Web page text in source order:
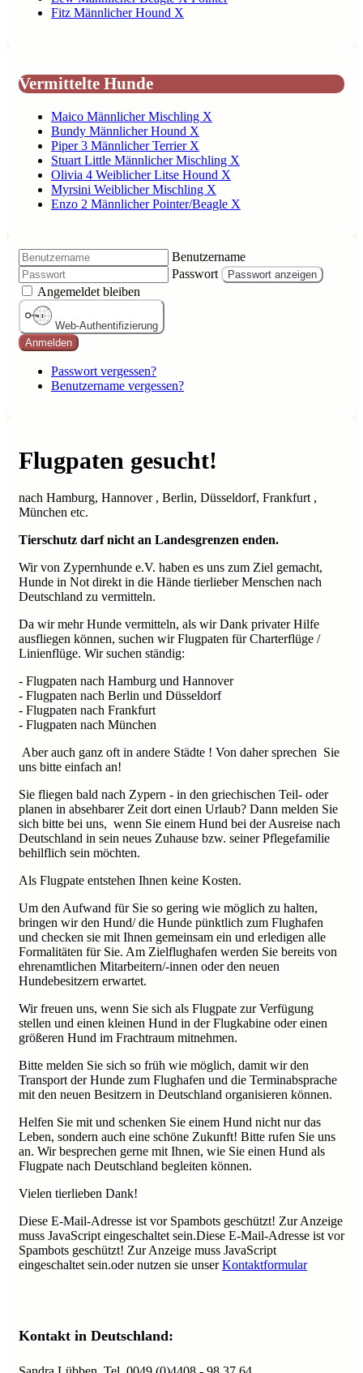
Fitz Männlicher Hound X
Vermittelte Hunde
Maico Männlicher Mischling X
Bundy Männlicher Hound X
Piper 3 Männlicher Terrier X
Stuart Little Männlicher Mischling X
Olivia 4 Weiblicher Litse Hound X
Myrsini Weiblicher Mischling X
Enzo 2 Männlicher Pointer/Beagle X
Benutzername
Passwort
Passwort anzeigen
Angemeldet bleiben
Web-Authentifizierung
Anmelden
Passwort vergessen?
Benutzername vergessen?
Flugpaten gesucht!
nach Hamburg, Hannover , Berlin, Düsseldorf, Frankfurt ,
München etc.
Tierschutz darf nicht an Landesgrenzen enden.
Wir von Zypernhunde e.V. haben es uns zum Ziel gemacht,
Hunde in Not direkt in die Hände tierlieber Menschen nach
Deutschland zu vermitteln.
Da wir mehr Hunde vermitteln, als wir Dank privater Hilfe
ausfliegen können, suchen wir Flugpaten für Charterflüge /
Linienflüge. Wir suchen ständig:
- Flugpaten nach Hamburg und Hannover
- Flugpaten nach Berlin und Düsseldorf
- Flugpaten nach Frankfurt
- Flugpaten nach München
Aber auch ganz oft in andere Städte ! Von daher sprechen Sie
uns bitte einfach an!
Sie fliegen bald nach Zypern - in den griechischen Teil- oder
planen in absehbarer Zeit dort einen Urlaub? Dann melden Sie
sich bitte bei uns, wenn Sie einem Hund bei der Ausreise nach
Deutschland in sein neues Zuhause bzw. seiner Pflegefamilie
behilflich sein möchten.
Als Flugpate entstehen Ihnen keine Kosten.
Um den Aufwand für Sie so gering wie möglich zu halten,
bringen wir den Hund/ die Hunde pünktlich zum Flughafen
und checken sie mit Ihnen gemeinsam ein und erledigen alle
Formalitäten für Sie. Am Zielflughafen werden Sie bereits von
ehrenamtlichen Mitarbeitern/-innen oder den neuen
Hundebesitzern erwartet.
Wir freuen uns, wenn Sie sich als Flugpate zur Verfügung
stellen und einen kleinen Hund in der Flugkabine oder einen
größeren Hund im Frachtraum mitnehmen.
Bitte melden Sie sich so früh wie möglich, damit wir den
Transport der Hunde zum Flughafen und die Terminabsprache
mit den neuen Besitzern in Deutschland organisieren können.
Helfen Sie mit und schenken Sie einem Hund nicht nur das
Leben, sondern auch eine schöne Zukunft! Bitte rufen Sie uns
an. Wir besprechen gerne mit Ihnen, wie Sie einen Hund als
Flugpate nach Deutschland begleiten können.
Vielen tierlieben Dank!
Diese E-Mail-Adresse ist vor Spambots geschützt! Zur Anzeige
muss JavaScript eingeschaltet sein.Diese E-Mail-Adresse ist vor
Spambots geschützt! Zur Anzeige muss JavaScript
eingeschaltet sein.oder nutzen sie unserKontaktformular
Kontakt in Deutschland: